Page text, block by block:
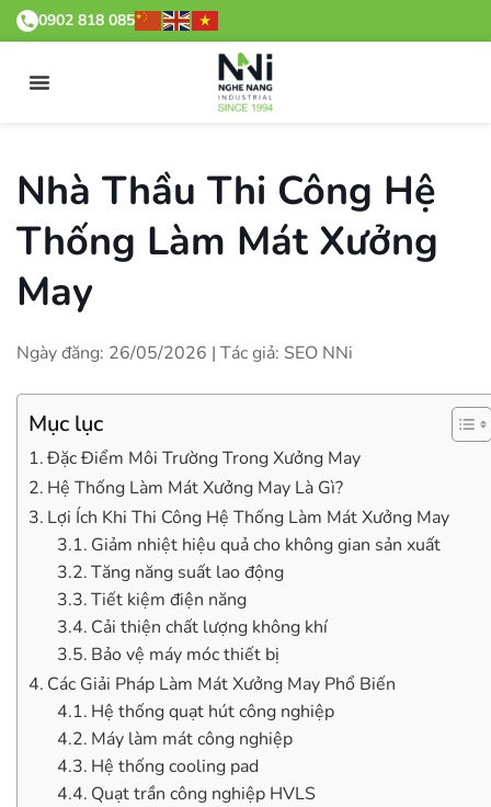
0902 818 085
Nhà Thầu Thi Công Hệ
Thống Làm Mát Xưởng
May
Ngày đăng: 26/05/2026 | Tác giả: SEO NNi
Mục lục
Đặc Điểm Môi Trường Trong Xưởng May
Hệ Thống Làm Mát Xưởng May Là Gì?
Lợi Ích Khi Thi Công Hệ Thống Làm Mát Xưởng May
Giảm nhiệt hiệu quả cho không gian sản xuất
Tăng năng suất lao động
Tiết kiệm điện năng
Cải thiện chất lượng không khí
Bảo vệ máy móc thiết bị
Các Giải Pháp Làm Mát Xưởng May Phổ Biến
Hệ thống quạt hút công nghiệp
Máy làm mát công nghiệp
Hệ thống cooling pad
Quạt trần công nghiệp HVLS